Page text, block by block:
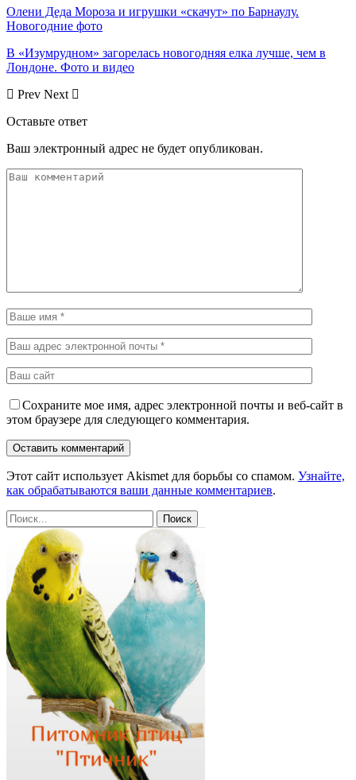
Олени Деда Мороза и игрушки «скачут» по Барнаулу.
Новогодние фото
В «Изумрудном» загорелась новогодняя елка лучше, чем в
Лондоне. Фото и видео
Prev Next
Оставьте ответ
Ваш электронный адрес не будет опубликован.
Сохраните мое имя, адрес электронной почты и веб-сайт в
этом браузере для следующего комментария.
Этот сайт использует Akismet для борьбы со спамом. Узнайте,
как обрабатываются ваши данные комментариев.